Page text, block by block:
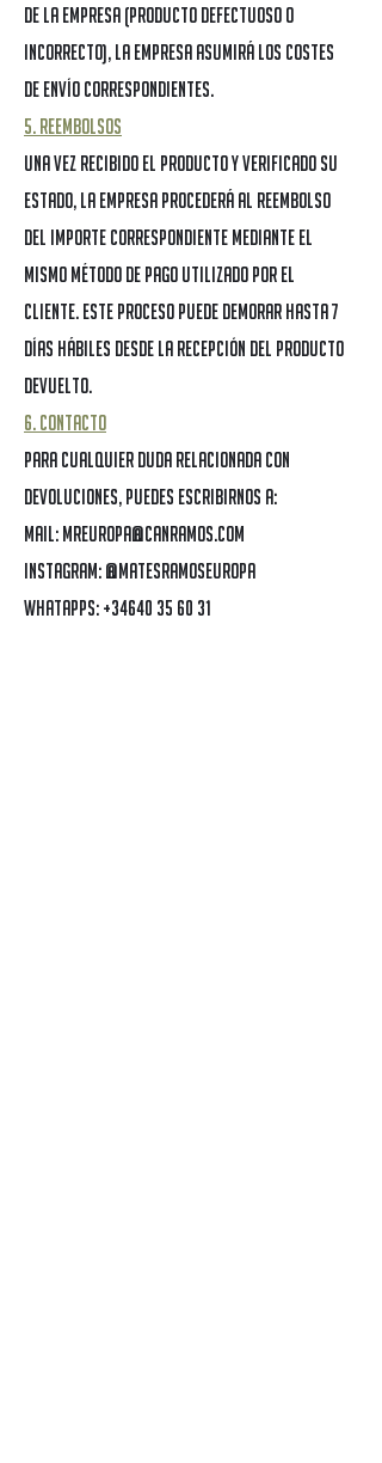
de la Empresa (producto defectuoso o
incorrecto), la Empresa asumirá los costes
de envío correspondientes.
5. Reembolsos
Una vez recibido el producto y verificado su
estado, la Empresa procederá al reembolso
del importe correspondiente mediante el
mismo método de pago utilizado por el
cliente. Este proceso puede demorar hasta 7
días hábiles desde la recepción del producto
devuelto.
6. Contacto
Para cualquier duda relacionada con
devoluciones, puedes escribirnos a:
MAIL: mreuropa@canramos.com
Instagram:@matesramoseuropa
WHATAPPS: +34640 35 60 31